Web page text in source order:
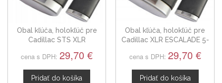
Obal kľúča, holokľúč pre
Cadillac STS XLR
cena s DPH: 29,70 €
Pridať do košíka
Obal kľúča, holokľúč pre
Cadillac XLR ESCALADE 5-
cena s DPH: 29,70 €
Pridať do košíka